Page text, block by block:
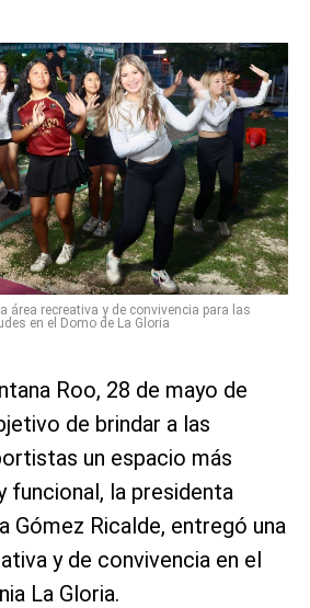
área recreativa y de convivencia para las
en el Domo de La Gloria
Roo, 28 de mayo de
de brindar a las
un espacio más
funcional, la presidenta
Gómez Ricalde, entregó una
y de convivencia en el
La Gloria.